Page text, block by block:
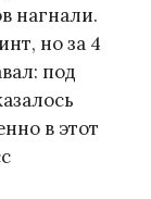
нагнали.
но за 4
под
в этот